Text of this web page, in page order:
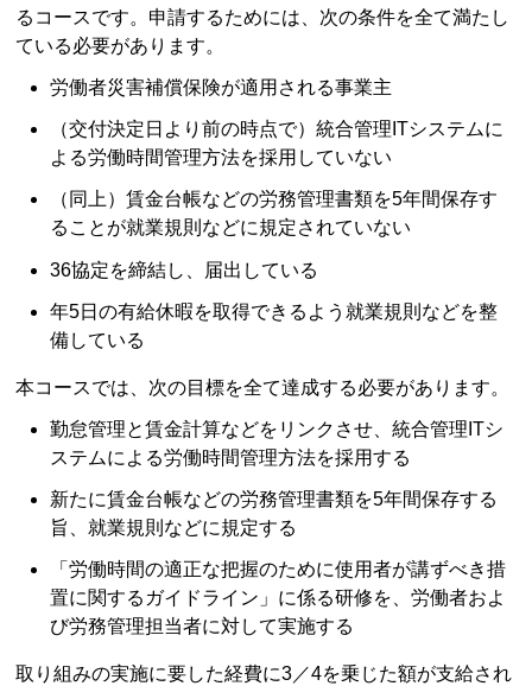
るコースです。申請するためには、次の条件を全て満たし
ている必要があります。
労働者災害補償保険が適用される事業主
（交付決定日より前の時点で）統合管理ITシステムに
よる労働時間管理方法を採用していない
（同上）賃金台帳などの労務管理書類を5年間保存す
ることが就業規則などに規定されていない
36協定を締結し、届出している
年5日の有給休暇を取得できるよう就業規則などを整
備している
本コースでは、次の目標を全て達成する必要があります。
勤怠管理と賃金計算などをリンクさせ、統合管理ITシ
ステムによる労働時間管理方法を採用する
新たに賃金台帳などの労務管理書類を5年間保存する
旨、就業規則などに規定する
「労働時間の適正な把握のために使用者が講ずべき措
置に関するガイドライン」に係る研修を、労働者およ
び労務管理担当者に対して実施する
取り組みの実施に要した経費に3／4を乗じた額が支給され